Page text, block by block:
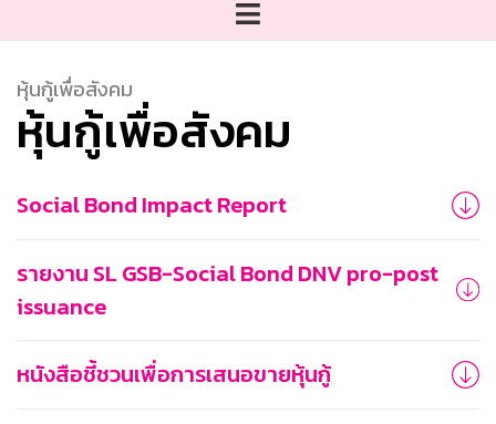
TH
EN
GSB Society
หุ้นกู้เพื่อสังคม
หุ้นกู้เพื่อสังคม
Social Bond Impact Report
รายงาน SL GSB-Social Bond DNV pro-post
issuance
หนังสือชี้ชวนเพื่อการเสนอขายหุ้นกู้